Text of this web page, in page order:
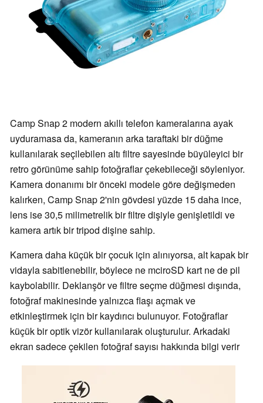
Camp Snap 2 modern akıllı telefon kameralarına ayak
uyduramasa da, kameranın arka taraftaki bir düğme
kullanılarak seçilebilen altı filtre sayesinde büyüleyici bir
retro görünüme sahip fotoğraflar çekebileceği söyleniyor.
Kamera donanımı bir önceki modele göre değişmeden
kalırken, Camp Snap 2'nin gövdesi yüzde 15 daha ince,
lens ise 30,5 milimetrelik bir filtre dişiyle genişletildi ve
kamera artık bir tripod dişine sahip.
Kamera daha küçük bir çocuk için alınıyorsa, alt kapak bir
vidayla sabitlenebilir, böylece ne mciroSD kart ne de pil
kaybolabilir. Deklanşör ve filtre seçme düğmesi dışında,
fotoğraf makinesinde yalnızca flaşı açmak ve
etkinleştirmek için bir kaydırıcı bulunuyor. Fotoğraflar
küçük bir optik vizör kullanılarak oluşturulur. Arkadaki
ekran sadece çekilen fotoğraf sayısı hakkında bilgi verir